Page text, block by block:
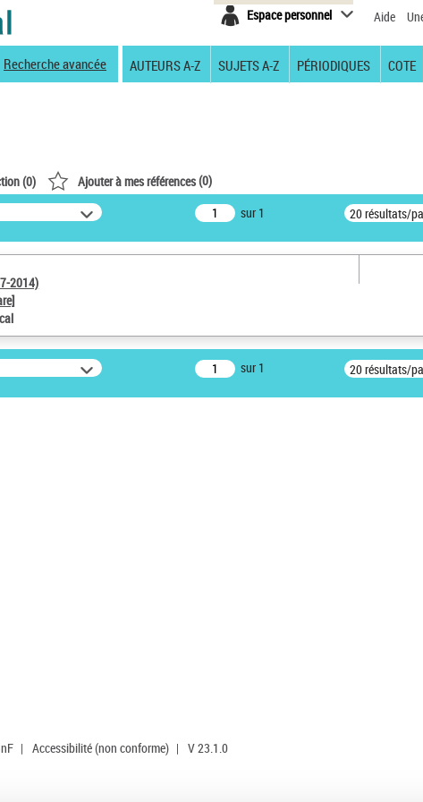
Espace personnel Aide
Recherche avancée AUTEURS A-Z SUJETS A-Z PÉRIODIQUES COTE
(0) Ajouter à mes références(0)
sur 1 20 résultats/
2014)
sur 1 20 résultats/
| Accessibilité (non conforme) | V 23.1.0